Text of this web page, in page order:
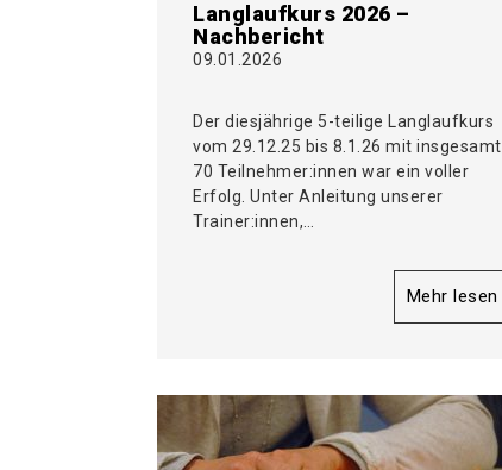
Langlaufkurs 2026 –
Nachbericht
09.01.2026
Der diesjährige 5-teilige Langlaufkurs
vom 29.12.25 bis 8.1.26 mit insgesamt
70 Teilnehmer:innen war ein voller
Erfolg. Unter Anleitung unserer
Trainer:innen,…
Mehr lesen